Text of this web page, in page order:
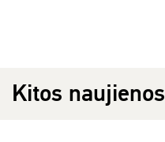
Kitos naujienos